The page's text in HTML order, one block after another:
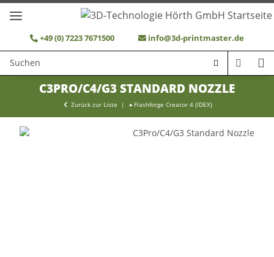
+49 (0) 7223 7671500 info@3d-printmaster.de
C3PRO/C4/G3 STANDARD NOZZLE
Zurück zur Liste Flashforge Creator 4 (IDEX)